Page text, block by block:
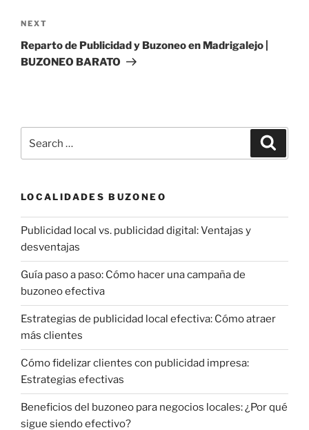
Next
Post
NEXT
Reparto de Publicidad y Buzoneo en Madrigalejo |
BUZONEO BARATO
for:
LOCALIDADES BUZONEO
Publicidad local vs. publicidad digital: Ventajas y
desventajas
Guía paso a paso: Cómo hacer una campaña de
buzoneo efectiva
Estrategias de publicidad local efectiva: Cómo atraer
más clientes
Cómo fidelizar clientes con publicidad impresa:
Estrategias efectivas
Beneficios del buzoneo para negocios locales: ¿Por qué
sigue siendo efectivo?